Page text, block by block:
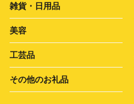
雑貨・日用品
美容
工芸品
その他のお礼品